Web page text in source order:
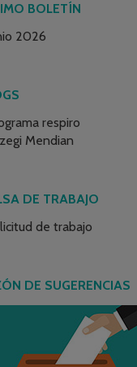
BOLETÍN
2026
respiro
Mendian
DE TRABAJO
de trabajo
DE SUGERENCIAS